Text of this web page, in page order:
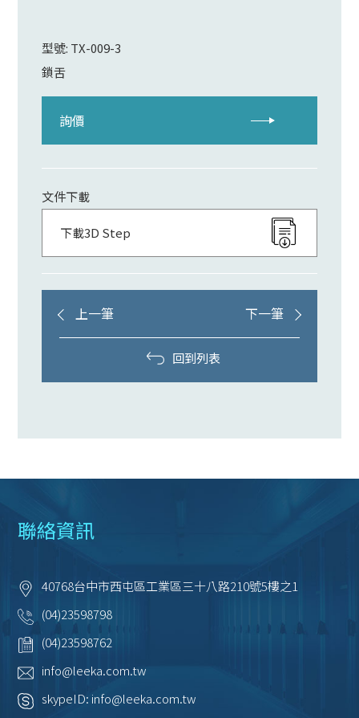
型號: TX-009-3
鎖舌
詢價
文件下載
下載3D Step
上一筆 下一筆
回到列表
聯絡資訊
40768台中市西屯區工業區三十八路210號5樓之1
(04)23598798
(04)23598762
info@leeka.com.tw
skypeID: info@leeka.com.tw